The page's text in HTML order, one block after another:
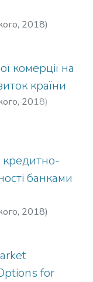
, 2018)
комерції на
країни
, 2018)
кредитно-
банками
, 2018)
for